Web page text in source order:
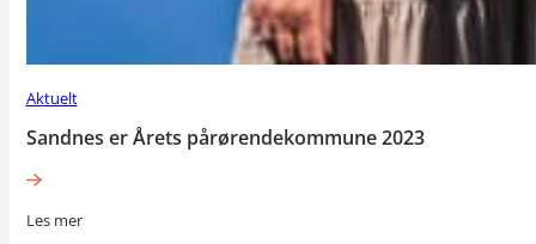
Aktuelt
Sandnes er Årets pårørendekommune 2023
Les mer